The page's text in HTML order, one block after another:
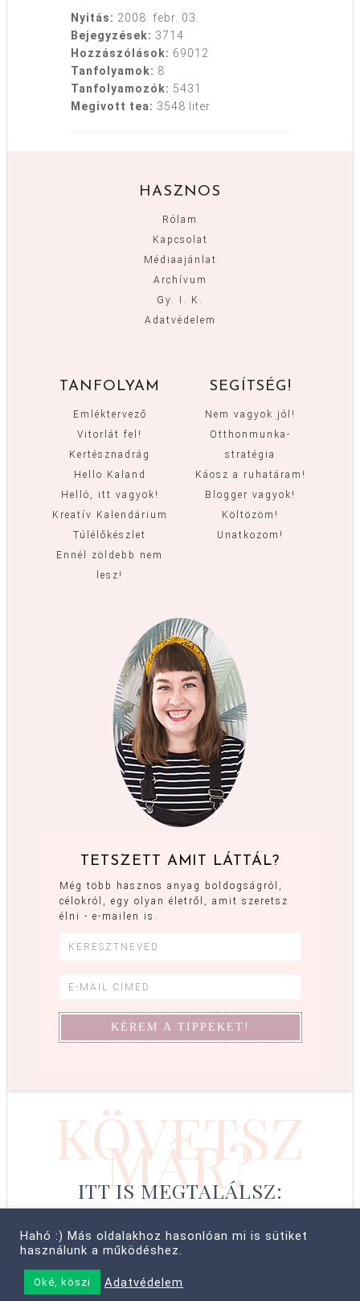
Nyitás: 2008. febr. 03.
Bejegyzések: 3714
Hozzászólások: 69012
Tanfolyamok: 8
Tanfolyamozók: 5431
Megivott tea: 3548 liter
HASZNOS
Rólam
Kapcsolat
Médiaajánlat
Archívum
Gy. I. K.
Adatvédelem
TANFOLYAM
Emléktervező
Vitorlát fel!
Kertésznadrág
Hello Kaland
Helló, itt vagyok!
Kreatív Kalendárium
Túlélőkészlet
Ennél zöldebb nem
lesz!
SEGÍTSÉG!
Nem vagyok jól!
Otthonmunka-
stratégia
Káosz a ruhatáram!
Blogger vagyok!
Költözöm!
Unatkozom!
TETSZETT AMIT LÁTTÁL?
Még több hasznos anyag boldogságról,
célokról, egy olyan életről, amit szeretsz
élni - e-mailen is.
KÖVETSZ
MÁR?
ITT IS MEGTALÁLSZ:
© COPYRIGHT 2008–2026 CABBIT SUPREME LTD, FARKAS LÍVIA
• MINDEN JOG FENNTARTVA! ·
Hahó :) Más oldalakhoz hasonlóan mi is sütiket
használunk a működéshez.
Oké, köszi Adatvédelem